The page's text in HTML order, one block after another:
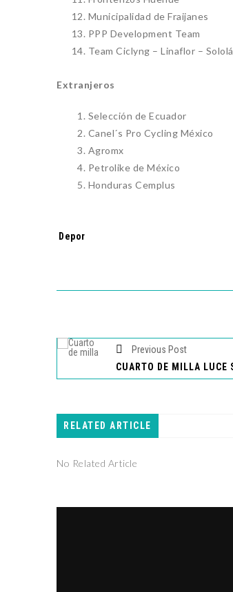
Municipalidad de Fraijanes
PPP Development Team
Team Ciclyng – Linaflor – Sololá
Extranjeros
Selección de Ecuador
Canel´s Pro Cycling México
Agromx
Petrolike de México
Honduras Cemplus
Tags:
Depor
Previous Post
RELATED ARTICLE
No Related Article